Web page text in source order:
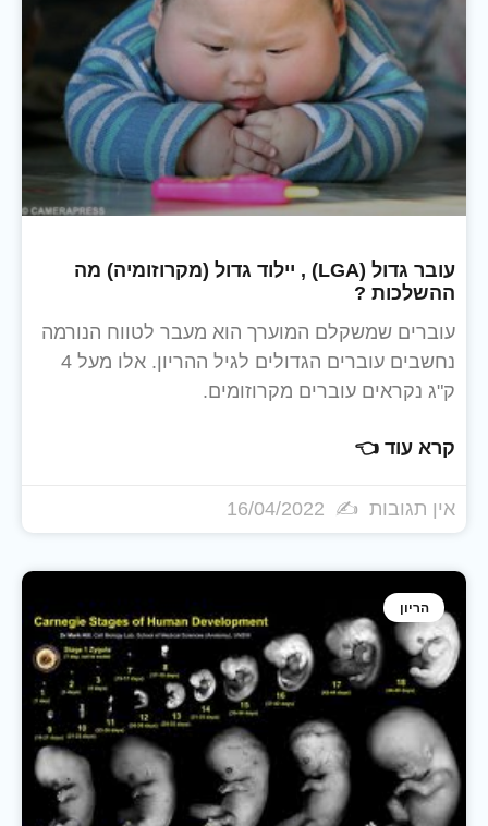
עובר גדול (LGA) , יילוד גדול (מקרוזומיה) מה
ההשלכות ?
עוברים שמשקלם המוערך הוא מעבר לטווח הנורמה
נחשבים עוברים הגדולים לגיל ההריון. אלו מעל 4
ק"ג נקראים עוברים מקרוזומים.
קרא עוד 👈
אין תגובות
הריון